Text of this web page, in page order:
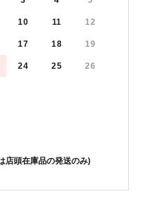
10 11 12
17 18 19
24 25 26
店頭在庫品の発送のみ)